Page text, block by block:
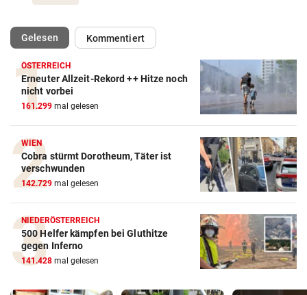
Gelesen(ausgewählt)Kommentiert
ÖSTERREICH
Erneuter Allzeit-Rekord ++ Hitze noch
nicht vorbei
161.299 mal gelesen
WIEN
Cobra stürmt Dorotheum, Täter ist
verschwunden
142.729 mal gelesen
NIEDERÖSTERREICH
500 Helfer kämpfen bei Gluthitze
gegen Inferno
141.428 mal gelesen